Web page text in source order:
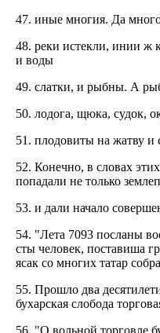
47. иные многия. Да
48. реки истекли, инии ж
и воды
49. слатки, и рыбны. А
50. лодога, щюка, судок,
51. плодовиты на жатву
52. Конечно, в словах
попадали не только
53. и дали начало
54. "Лета 7093 посланы
сты человек, поставиша
ясак со многих татар
55. Прошло два
бухарская слобода
56. "О вольной торговле